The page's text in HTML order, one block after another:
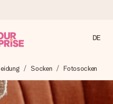
vor und schicken es
zum richtigen Zeitpunkt
meisten zählt.
DE
Socken Fotosocken